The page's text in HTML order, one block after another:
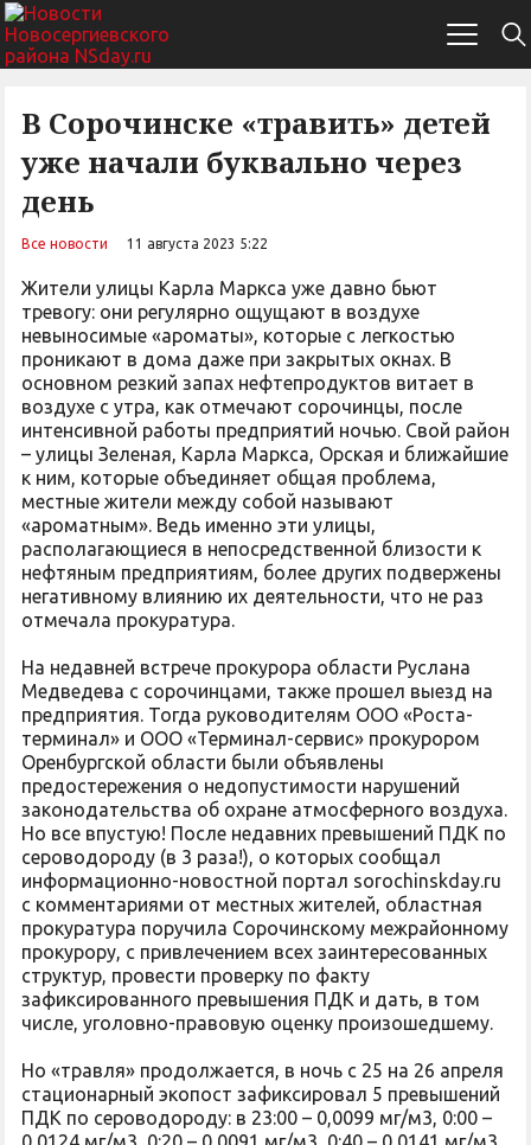
В Сорочинске «травить» детей
уже начали буквально через
день
Все новости 11 августа 2023 5:22
Жители улицы Карла Маркса уже давно бьют
тревогу: они регулярно ощущают в воздухе
невыносимые «ароматы», которые с легкостью
проникают в дома даже при закрытых окнах. В
основном резкий запах нефтепродуктов витает в
воздухе с утра, как отмечают сорочинцы, после
интенсивной работы предприятий ночью. Свой район
– улицы Зеленая, Карла Маркса, Орская и ближайшие
к ним, которые объединяет общая проблема,
местные жители между собой называют
«ароматным». Ведь именно эти улицы,
располагающиеся в непосредственной близости к
нефтяным предприятиям, более других подвержены
негативному влиянию их деятельности, что не раз
отмечала прокуратура.
На недавней встрече прокурора области Руслана
Медведева с сорочинцами, также прошел выезд на
предприятия. Тогда руководителям ООО «Роста-
терминал» и ООО «Терминал-сервис» прокурором
Оренбургской области были объявлены
предостережения о недопустимости нарушений
законодательства об охране атмосферного воздуха.
Но все впустую! После недавних превышений ПДК по
сероводороду (в 3 раза!), о которых сообщал
информационно-новостной портал sorochinskday.ru
с комментариями от местных жителей, областная
прокуратура поручила Сорочинскому межрайонному
прокурору, с привлечением всех заинтересованных
структур, провести проверку по факту
зафиксированного превышения ПДК и дать, в том
числе, уголовно-правовую оценку произошедшему.
Но «травля» продолжается, в ночь с 25 на 26 апреля
стационарный экопост зафиксировал 5 превышений
ПДК по сероводороду: в 23:00 – 0,0099 мг/м3, 0:00 –